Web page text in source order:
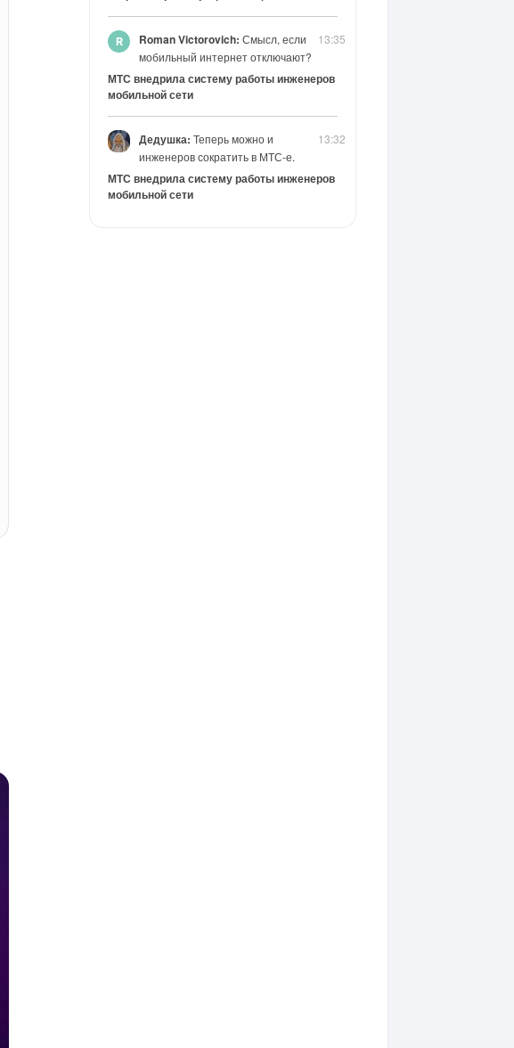
13:35
Roman Victorovich: Смысл, если
мобильный интернет отключают?
МТС внедрила систему работы инженеров
мобильной сети
13:32
Дедушка: Теперь можно и
инженеров сократить в МТС-е.
МТС внедрила систему работы инженеров
мобильной сети